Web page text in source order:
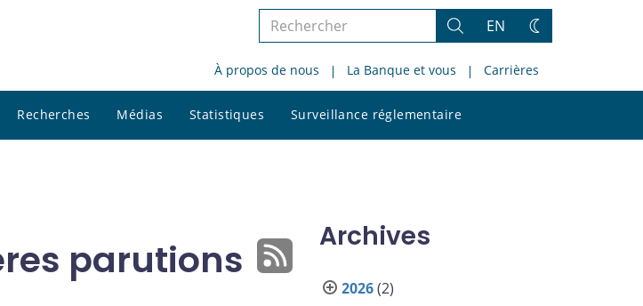
Rechercher
le
site
Rechercher
EN
Changez
thème
À propos de nous La Banque et vous Carrières
Recherches Médias Statistiques Surveillance réglementaire
le
parutions Archives
2026(2)